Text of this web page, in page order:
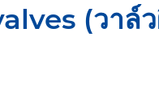
(วาล์ว